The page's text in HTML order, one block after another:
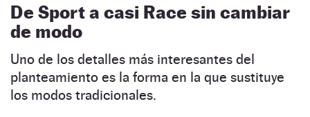
De Sport a casi Race sin cambiar
de modo
Uno de los detalles más interesantes del
planteamiento es la forma en la que sustituye
los modos tradicionales.